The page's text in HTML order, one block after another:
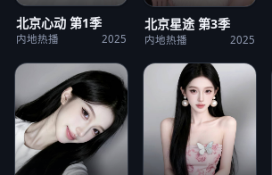
北京心动 第1季
内地热播 2025
北京星途 第3季
内地热播 2025